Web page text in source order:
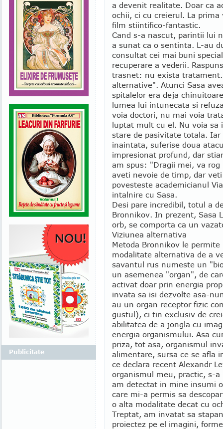
a devenit realitate. Doar ca
ochii, ci cu creierul. La
film stiintifico-fantastic.
Cand s-a nascut, parintii lui
a sunat ca o sentinta. L-au
consultat cei mai buni
recuperare a vederii.
trasnet: nu exista
alternative". Atunci Sasa
spitalelor era deja
lumea lui intunecata si
voia doctori, nu mai voia
luptat mult cu el. Nu voia sa
stare de pasivitate totala.
inaintata, suferise doua
impresionat profund, dar
am spus: "Dragii mei, va
aveti nevoie de timp, dar
povesteste academicianul
intalnire cu Sasa.
Desi pare incredibil, totul a
Bronnikov. In prezent, Sasa
orb, se comporta ca un
Viziunea alternativa
Metoda Bronnikov le
modalitate alternativa de a
savantul rus numeste un
un asemenea "organ", de
activat doar prin energia
invata sa isi dezvolte asa-
au un organ receptor fizic
gustul), ci tin exclusiv de
abilitatea de a jongla cu
energia organismului. Asa
priza, tot asa, organismul
alimentare, sursa ce se afla
ce declara recent Alexandr
organismul meu, practic, s-
am detectat in mine insumi
care mi-a permis sa
o alta modalitate decat cu
Treptat, am invatat sa
proiectez pe el imagini,
Publicitate